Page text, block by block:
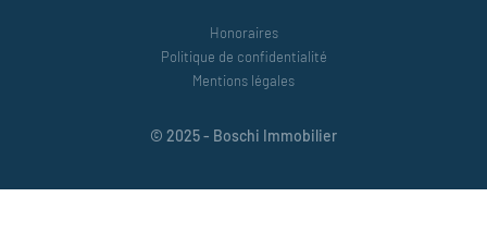
Honoraires
Politique de confidentialité
Mentions légales
© 2025 - Boschi Immobilier